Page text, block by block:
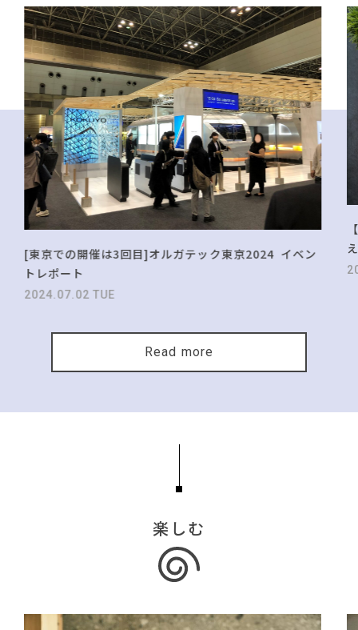
[東京での開催は3回目]オルガテック東京2024 イベン
トレポート
2024.07.02 TUE
Read more
楽しむ